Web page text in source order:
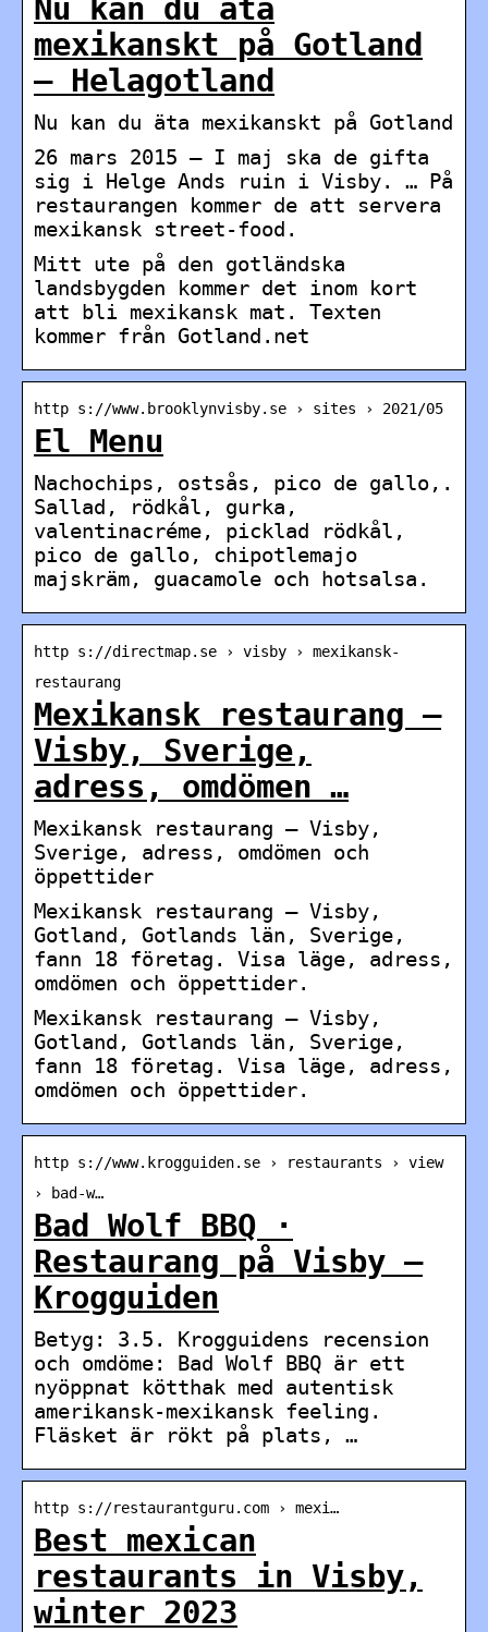
Nu kan du äta
mexikanskt på Gotland
– Helagotland
Nu kan du äta mexikanskt på Gotland
26 mars 2015 — I maj ska de gifta
sig i Helge Ands ruin i Visby. … På
restaurangen kommer de att servera
mexikansk street-food.
Mitt ute på den gotländska
landsbygden kommer det inom kort
att bli mexikansk mat. Texten
kommer från Gotland.net
http s://www.brooklynvisby.se › sites › 2021/05
El Menu
Nachochips, ostsås, pico de gallo,.
Sallad, rödkål, gurka,
valentinacréme, picklad rödkål,
pico de gallo, chipotlemajo
majskräm, guacamole och hotsalsa.
http s://directmap.se › visby › mexikansk-
restaurang
Mexikansk restaurang —
Visby, Sverige,
adress, omdömen …
Mexikansk restaurang — Visby,
Sverige, adress, omdömen och
öppettider
Mexikansk restaurang — Visby,
Gotland, Gotlands län, Sverige,
fann 18 företag. Visa läge, adress,
omdömen och öppettider.
Mexikansk restaurang — Visby,
Gotland, Gotlands län, Sverige,
fann 18 företag. Visa läge, adress,
omdömen och öppettider.
http s://www.krogguiden.se › restaurants › view
› bad-w…
Bad Wolf BBQ ·
Restaurang på Visby –
Krogguiden
Betyg: 3.5. Krogguidens recension
och omdöme: Bad Wolf BBQ är ett
nyöppnat kötthak med autentisk
amerikansk-mexikansk feeling.
Fläsket är rökt på plats, …
http s://restaurantguru.com › mexi…
Best mexican
restaurants in Visby,
winter 2023